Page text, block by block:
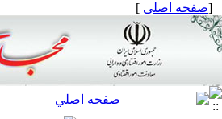
[صفحه اصلی ]